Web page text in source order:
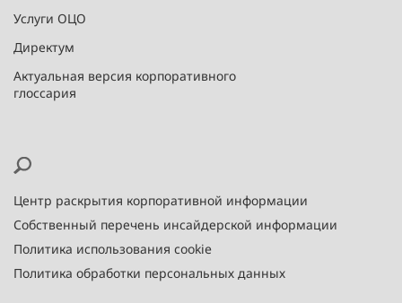
Услуги ОЦО
Директум
Актуальная версия корпоративного
глоссария
Центр раскрытия корпоративной информации
Собственный перечень инсайдерской информации
Политика использования cookie
Политика обработки персональных данных